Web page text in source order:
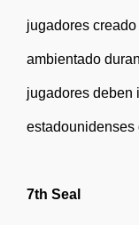
jugadores
ambientado
jugadores deben
estadounidenses
7th Seal